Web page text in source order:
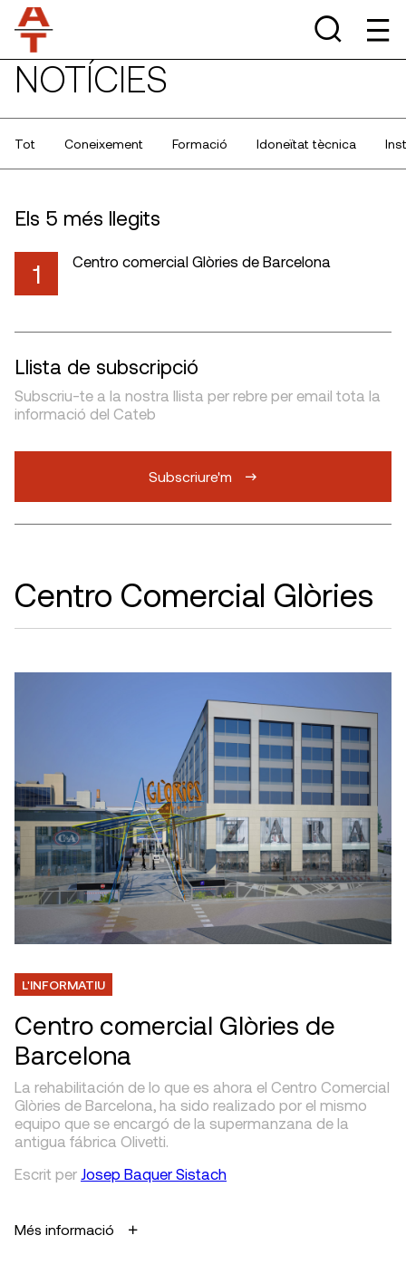
NOTÍCIES
Tot Coneixement Formació Idoneïtat tècnica
Els 5 més llegits
1 Centro comercial Glòries de Barcelona
Llista de subscripció
Subscriu-te a la nostra llista per rebre per email tota la
informació del Cateb
Subscriure'm
Centro Comercial Glòries
L'INFORMATIU
Centro comercial Glòries de
Barcelona
La rehabilitación de lo que es ahora el Centro Comercial
Glòries de Barcelona, ha sido realizado por el mismo
equipo que se encargó de la supermanzana de la
antigua fábrica Olivetti.
Escrit per Josep Baquer Sistach
Més informació